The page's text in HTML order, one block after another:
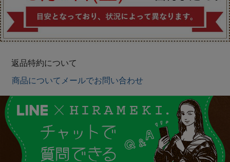
返品特約について
商品についてメールでお問い合わせ